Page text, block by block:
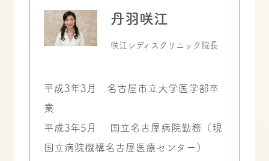
丹羽咲江
咲江レディスクリニック院長
平成3年3月 名古屋市立大学医学部卒
業
平成3年5月 国立名古屋病院勤務（現
国立病院機構名古屋医療センター）